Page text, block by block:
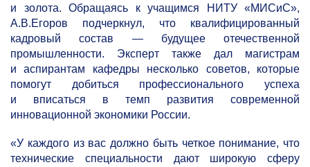
и золота. Обращаясь к учащимся НИТУ «МИСиС»,
А.В.Егоров подчеркнул, что квалифицированный
кадровый состав — будущее отечественной
промышленности. Эксперт также дал магистрам
и аспирантам кафедры несколько советов, которые
помогут добиться профессионального успеха
и вписаться в темп развития современной
инновационной экономики России.
«У каждого из вас должно быть четкое понимание, что
технические специальности дают широкую сферу